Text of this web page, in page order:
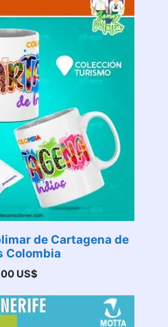
de Cartagena de
Colombia
US$